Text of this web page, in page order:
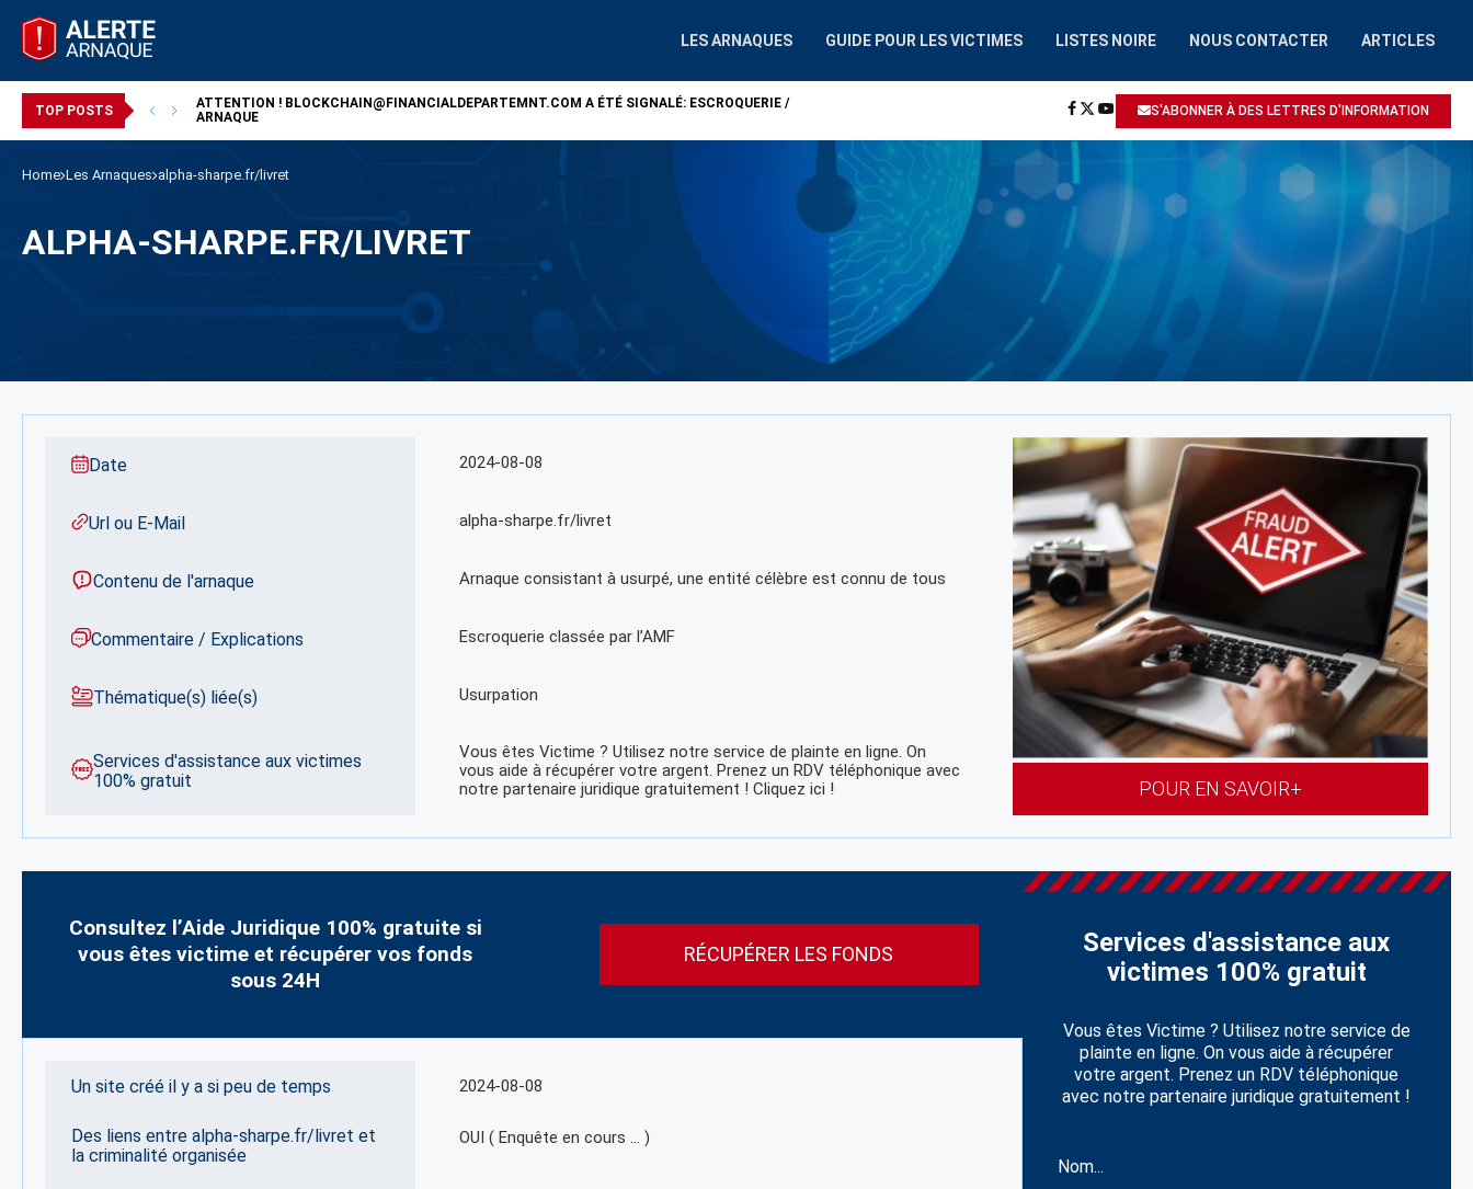
LES ARNAQUES GUIDE POUR LES VICTIMES LISTES NOIRE NOUS CONTACTER ARTICLES
TOP POSTS ATTENTION ! BLOCKCHAIN@FINANCIALDEPARTEMNT.COM A ÉTÉ SIGNALÉ: ESCROQUERIE /
ARNAQUE
ALPHAAIROBOT.COMA ÉTÉ SIGNALÉ: ESCROQUERIE / ARNAQUE
S'ABONNER À DES LETTRES D'INFORMATION
Home Les Arnaques alpha-sharpe.fr/livret
ALPHA-SHARPE.FR/LIVRET
Date 2024-08-08
Url ou E-Mail alpha-sharpe.fr/livret
Contenu de l'arnaque Arnaque consistant à usurpé, une entité célèbre est connu de tous
Commentaire / Explications Escroquerie classée par l’AMF
Thématique(s) liée(s) Usurpation
Services d'assistance aux victimes
100% gratuit
Vous êtes Victime ? Utilisez notre service de plainte en ligne. On
vous aide à récupérer votre argent. Prenez un RDV téléphonique avec
notre partenaire juridique gratuitement ! Cliquez ici !
POUR EN SAVOIR+
Consultez l’Aide Juridique 100% gratuite si
vous êtes victime et récupérer vos fonds
sous 24H
RÉCUPÉRER LES FONDS
Un site créé il y a si peu de temps 2024-08-08
Des liens entre alpha-sharpe.fr/livret et
la criminalité organisée
OUI ( Enquête en cours … )
Services d'assistance aux
victimes 100% gratuit
Vous êtes Victime ? Utilisez notre service de
plainte en ligne. On vous aide à récupérer
votre argent. Prenez un RDV téléphonique
avec notre partenaire juridique gratuitement !